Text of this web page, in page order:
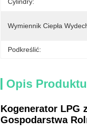
Wymiennik Ciepła
Podkreślić:
Opis Produktu
Kogenerator LPG
Gospodarstwa